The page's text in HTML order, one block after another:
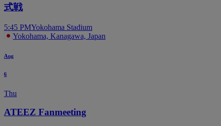
式戦
5:45 PMYokohama Stadium
Yokohama, Kanagawa, Japan
Aug
6
Thu
ATEEZ Fanmeeting